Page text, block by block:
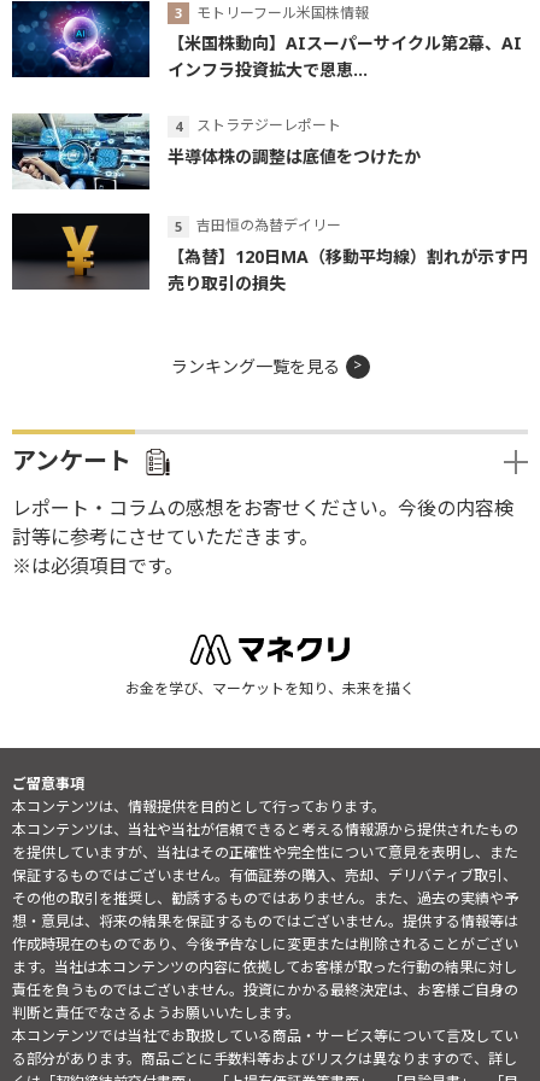
モトリーフール米国株情報
【米国株動向】AIスーパーサイクル第2幕、AI
インフラ投資拡大で恩恵...
ストラテジーレポート
半導体株の調整は底値をつけたか
吉田恒の為替デイリー
【為替】120日MA（移動平均線）割れが示す円
売り取引の損失
ランキング一覧を見る
アンケート
レポート・コラムの感想をお寄せください。今後の内容検
討等に参考にさせていただきます。
※は必須項目です。
お金を学び、マーケットを知り、未来を描く
ご留意事項
本コンテンツは、情報提供を目的として行っております。
本コンテンツは、当社や当社が信頼できると考える情報源から提供されたもの
を提供していますが、当社はその正確性や完全性について意見を表明し、また
保証するものではございません。有価証券の購入、売却、デリバティブ取引、
その他の取引を推奨し、勧誘するものではありません。また、過去の実績や予
想・意見は、将来の結果を保証するものではございません。提供する情報等は
作成時現在のものであり、今後予告なしに変更または削除されることがござい
ます。当社は本コンテンツの内容に依拠してお客様が取った行動の結果に対し
責任を負うものではございません。投資にかかる最終決定は、お客様ご自身の
判断と責任でなさるようお願いいたします。
本コンテンツでは当社でお取扱している商品・サービス等について言及してい
る部分があります。商品ごとに手数料等およびリスクは異なりますので、詳し